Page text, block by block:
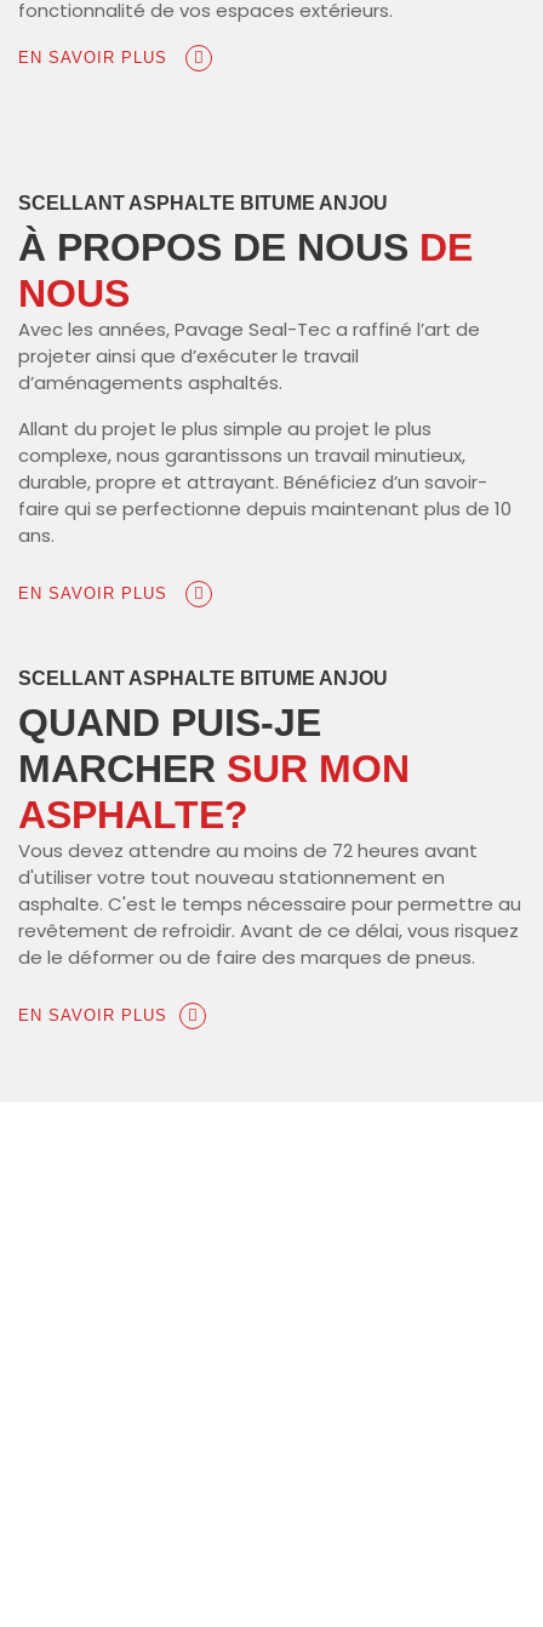
fonctionnalité de vos espaces extérieurs.
EN SAVOIR PLUS
SCELLANT ASPHALTE BITUME ANJOU
À PROPOS DE NOUS DE
NOUS
Avec les années, Pavage Seal-Tec a raffiné l’art de
projeter ainsi que d’exécuter le travail
d’aménagements asphaltés.
Allant du projet le plus simple au projet le plus
complexe, nous garantissons un travail minutieux,
durable, propre et attrayant. Bénéficiez d’un savoir-
faire qui se perfectionne depuis maintenant plus de 10
ans.
EN SAVOIR PLUS
SCELLANT ASPHALTE BITUME ANJOU
QUAND PUIS-JE
MARCHER SUR MON
ASPHALTE?
Vous devez attendre au moins de 72 heures avant
d'utiliser votre tout nouveau stationnement en
asphalte. C'est le temps nécessaire pour permettre au
revêtement de refroidir. Avant de ce délai, vous risquez
de le déformer ou de faire des marques de pneus.
EN SAVOIR PLUS